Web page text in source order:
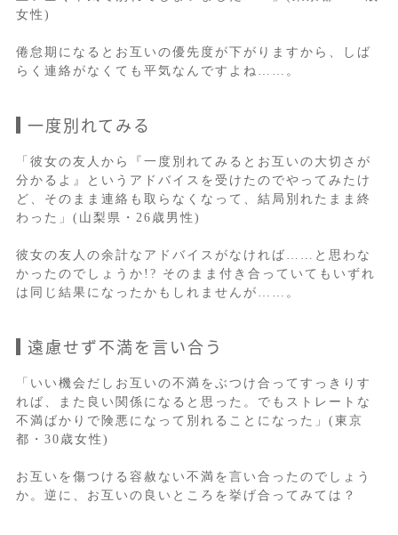
女性)
倦怠期になるとお互いの優先度が下がりますから、しば
らく連絡がなくても平気なんですよね……。
一度別れてみる
「彼女の友人から『一度別れてみるとお互いの大切さが
分かるよ』というアドバイスを受けたのでやってみたけ
ど、そのまま連絡も取らなくなって、結局別れたまま終
わった」(山梨県・26歳男性)
彼女の友人の余計なアドバイスがなければ……と思わな
かったのでしょうか!? そのまま付き合っていてもいずれ
は同じ結果になったかもしれませんが……。
遠慮せず不満を言い合う
「いい機会だしお互いの不満をぶつけ合ってすっきりす
れば、また良い関係になると思った。でもストレートな
不満ばかりで険悪になって別れることになった」(東京
都・30歳女性)
お互いを傷つける容赦ない不満を言い合ったのでしょう
か。逆に、お互いの良いところを挙げ合ってみては？